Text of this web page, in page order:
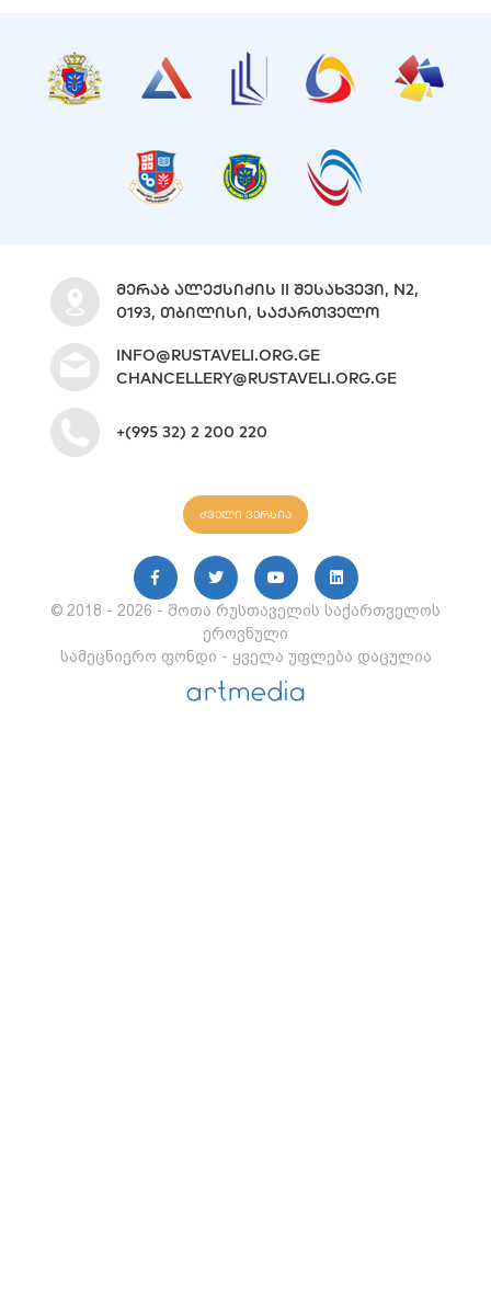
© 2018 - 2026 - შოთა რუსთაველის საქართველოს
ეროვნული
სამეცნიერო ფონდი - ყველა უფლება დაცულია
ᲛᲔᲠᲐᲑ ᲐᲚᲔᲥᲡᲘᲫᲘᲡ II ᲨᲔᲡᲐᲮᲕᲔᲕᲘ, N2,
0193, ᲗᲑᲘᲚᲘᲡᲘ, ᲡᲐᲥᲐᲠᲗᲕᲔᲚᲝ
INFO@RUSTAVELI.ORG.GE
CHANCELLERY@RUSTAVELI.ORG.GE
+(995 32) 2 200 220
ძველი ვერსია